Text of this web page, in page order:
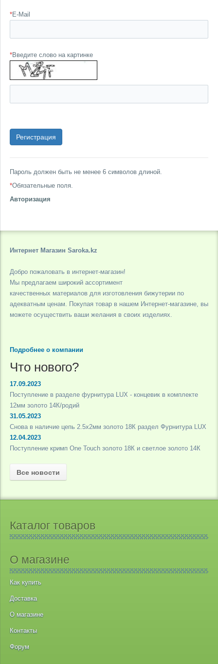
*E-Mail
*Введите слово на картинке
Пароль должен быть не менее 6 символов длиной.
*Обязательные поля.
Авторизация
Интернет Магазин Saroka.kz
Добро пожаловать в интернет-магазин!
Мы предлагаем широкий ассортимент
качественных материалов для изготовления бижутерии по
адекватным ценам. Покупая товар в нашем Интернет-магазине, вы
можете осуществить ваши желания в своих изделиях.
Подробнее о компании
Что нового?
17.09.2023
Поступление в разделе фурнитура LUX - концевик в комплекте
12мм золото 14К/родий
31.05.2023
Снова в наличие цепь 2.5х2мм золото 18К раздел Фурнитура LUX
12.04.2023
Поступление кримп One Touch золото 18К и светлое золото 14К
Все новости
Каталог товаров
О магазине
Как купить
Доставка
О магазине
Контакты
Форум